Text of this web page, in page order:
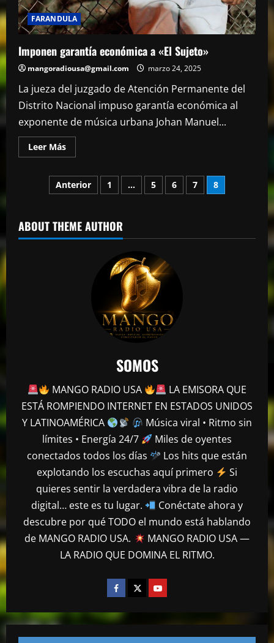
FARANDULA
Imponen garantía económica a «El Sujeto»
mangoradiousa@gmail.com marzo 24, 2025
La jueza del juzgado de Atención Permanente del
Distrito Nacional impuso garantía económica al
exponente de música urbana Johan Manuel...
Leer MásLeer
más
Imponen
garantía
económica
Sujeto»
Paginación
entradas
Anterior 1 … 5 6 7 8
ABOUT THEME AUTHOR
SOMOS
MANGO RADIO USA
LA EMISORA QUE
ESTÁ ROMPIENDO INTERNET EN ESTADOS UNIDOS
Y LATINOAMÉRICA
Música viral • Ritmo sin
límites • Energía 24/7
Miles de oyentes
conectados todos los días
Los hits que están
explotando los escuchas aquí primero
Si
quieres sentir la verdadera vibra de la radio
digital… este es tu lugar.
Conéctate ahora y
descubre por qué TODO el mundo está hablando
de MANGO RADIO USA.
MANGO RADIO USA —
LA RADIO QUE DOMINA EL RITMO.
2
mango radio usa
Comunicador propina bofetada al padre
de una víctima del Jet Set en el Palacio
de Justicia
abril 27, 2026
3
mango radio usa
“Despacito” llega a los 9 billones de
reproducciones en YouTube
abril 27, 2026
4
mango radio usa
El Torito sobre caso Jet Set: “Yo tuve
amistad con Antonio y su hermana, pero
abril 23, 2026